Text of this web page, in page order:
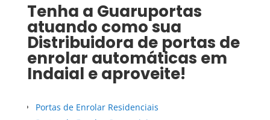
Tenha a Guaruportas
atuando como sua
Distribuidora de portas de
enrolar automáticas em
Indaial e aproveite!
Portas de Enrolar Residenciais